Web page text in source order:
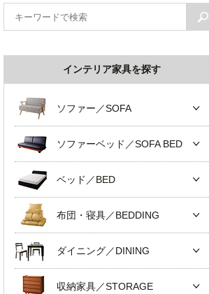
インテリア家具を探す
ソファー／SOFA
ソファーベッド／SOFA BED
ベッド／BED
布団・寝具／BEDDING
ダイニング／DINING
収納家具／STORAGE